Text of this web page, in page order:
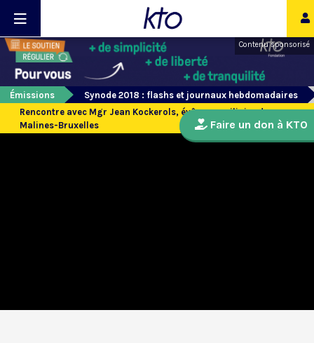
Contenu sponsorisé
Émissions
Synode 2018 : flashs et journaux hebdomadaires
Rencontre avec Mgr Jean Kockerols, évêque auxiliaire de
Malines-Bruxelles
Faire un don à KTO